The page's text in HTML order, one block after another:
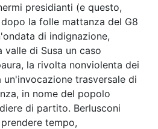
presidianti (e questo,
la folle mattanza del G8
di indignazione,
di Susa un caso
la rivolta nonviolenta dei
un'invocazione trasversale di
in nome del popolo
di partito. Berlusconi
tempo,